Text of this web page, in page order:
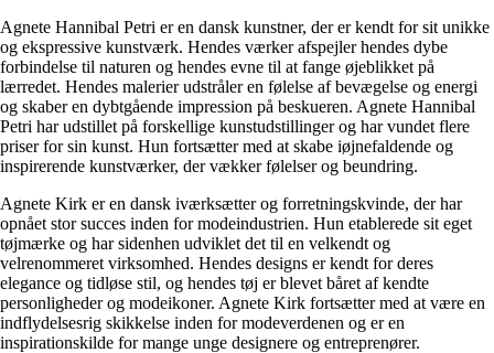
Agnete Hannibal Petri er en dansk kunstner, der er kendt for sit unikke
og ekspressive kunstværk. Hendes værker afspejler hendes dybe
forbindelse til naturen og hendes evne til at fange øjeblikket på
lærredet. Hendes malerier udstråler en følelse af bevægelse og energi
og skaber en dybtgående impression på beskueren. Agnete Hannibal
Petri har udstillet på forskellige kunstudstillinger og har vundet flere
priser for sin kunst. Hun fortsætter med at skabe iøjnefaldende og
inspirerende kunstværker, der vækker følelser og beundring.
Agnete Kirk er en dansk iværksætter og forretningskvinde, der har
opnået stor succes inden for modeindustrien. Hun etablerede sit eget
tøjmærke og har sidenhen udviklet det til en velkendt og
velrenommeret virksomhed. Hendes designs er kendt for deres
elegance og tidløse stil, og hendes tøj er blevet båret af kendte
personligheder og modeikoner. Agnete Kirk fortsætter med at være en
indflydelsesrig skikkelse inden for modeverdenen og er en
inspirationskilde for mange unge designere og entreprenører.